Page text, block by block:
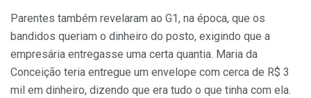
Parentes também revelaram ao G1, na época, que os
bandidos queriam o dinheiro do posto, exigindo que a
empresária entregasse uma certa quantia. Maria da
Conceição teria entregue um envelope com cerca de R$ 3
mil em dinheiro, dizendo que era tudo o que tinha com ela.